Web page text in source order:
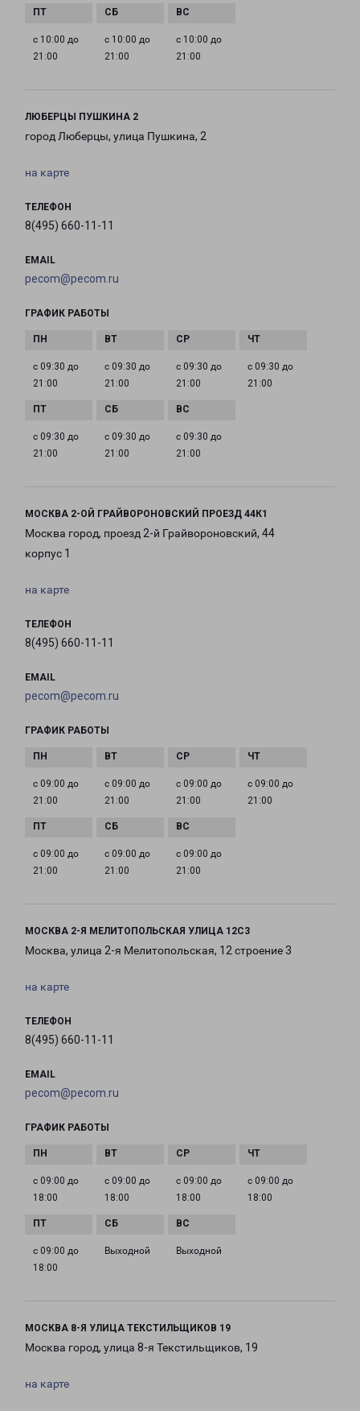
с 10:00 до
21:00
с 10:00 до
21:00
с 10:00 до
21:00
ЛЮБЕРЦЫ ПУШКИНА 2
город Люберцы, улица Пушкина, 2
на карте
ТЕЛЕФОН
8(495) 660-11-11
EMAIL
pecom@pecom.ru
ГРАФИК РАБОТЫ
с 09:30 до
21:00
с 09:30 до
21:00
с 09:30 до
21:00
с 09:30 до
21:00
с 09:30 до
21:00
с 09:30 до
21:00
с 09:30 до
21:00
МОСКВА 2-ОЙ ГРАЙВОРОНОВСКИЙ ПРОЕЗД 44К1
Москва город, проезд 2-й Грайвороновский, 44
корпус 1
на карте
ТЕЛЕФОН
8(495) 660-11-11
EMAIL
pecom@pecom.ru
ГРАФИК РАБОТЫ
с 09:00 до
21:00
с 09:00 до
21:00
с 09:00 до
21:00
с 09:00 до
21:00
с 09:00 до
21:00
с 09:00 до
21:00
с 09:00 до
21:00
МОСКВА 2-Я МЕЛИТОПОЛЬСКАЯ УЛИЦА 12С3
Москва, улица 2-я Мелитопольская, 12 строение 3
на карте
ТЕЛЕФОН
8(495) 660-11-11
EMAIL
pecom@pecom.ru
ГРАФИК РАБОТЫ
с 09:00 до
18:00
с 09:00 до
18:00
с 09:00 до
18:00
с 09:00 до
18:00
с 09:00 до
18:00
Выходной Выходной
МОСКВА 8-Я УЛИЦА ТЕКСТИЛЬЩИКОВ 19
Москва город, улица 8-я Текстильщиков, 19
на карте